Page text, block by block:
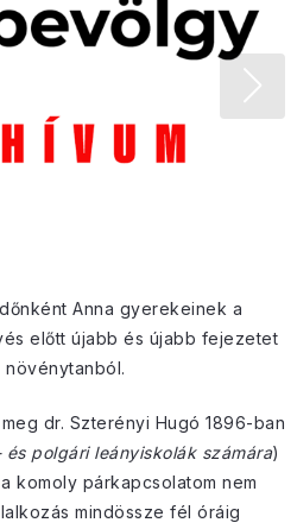
Anna gyerekeinek a
előtt újabb és újabb fejezetet
dr. Szterényi Hugó 1896-ban
és polgári leányiskolák számára)
komoly párkapcsolatom nem
mindössze fél óráig